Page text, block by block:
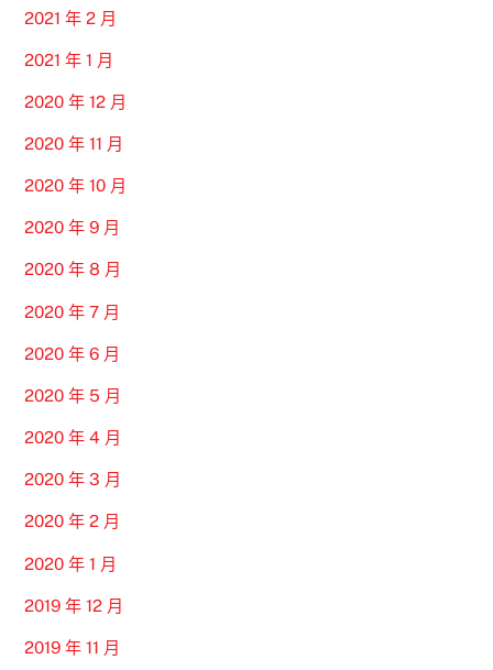
2021 年 2 月
2021 年 1 月
2020 年 12 月
2020 年 11 月
2020 年 10 月
2020 年 9 月
2020 年 8 月
2020 年 7 月
2020 年 6 月
2020 年 5 月
2020 年 4 月
2020 年 3 月
2020 年 2 月
2020 年 1 月
2019 年 12 月
2019 年 11 月